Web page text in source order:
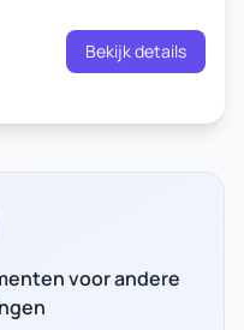
Bekijk details
voor andere